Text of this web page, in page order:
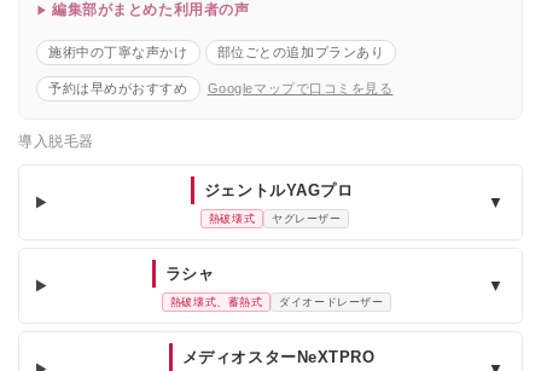
編集部がまとめた利用者の声
施術中の丁寧な声かけ 部位ごとの追加プランあり
予約は早めがおすすめ Googleマップで口コミを見る
導入脱毛器
ジェントルYAGプロ
熱破壊式 ヤグレーザー
▼
ラシャ
熱破壊式、蓄熱式 ダイオードレーザー
▼
メディオスターNeXTPRO